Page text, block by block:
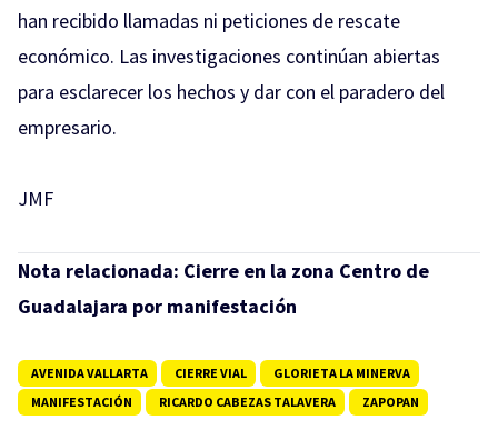
han recibido llamadas ni peticiones de rescate
económico. Las investigaciones continúan abiertas
para esclarecer los hechos y dar con el paradero del
empresario.
JMF
Nota relacionada: Cierre en la zona Centro de
Guadalajara por manifestación
AVENIDA VALLARTA CIERRE VIAL
GLORIETA LA MINERVA
MANIFESTACIÓN
RICARDO CABEZAS TALAVERA ZAPOPAN